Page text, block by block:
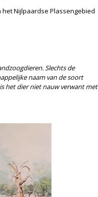
Nijlpaardse Plassengebied
Slechts de
naam van de soort
het dier niet nauw verwant met